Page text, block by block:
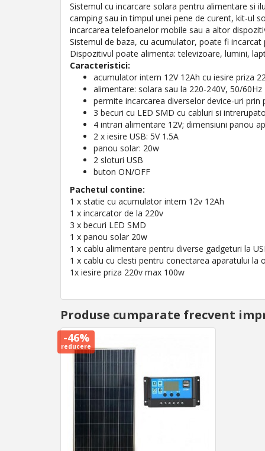
Sistemul cu incarcare solara pentru alimentare si
camping sau in timpul unei pene de curent, kit-ul
incarcarea telefoanelor mobile sau a altor
Sistemul de baza, cu acumulator, poate fi
Dispozitivul poate alimenta: televizoare, lumini,
Caracteristici:
acumulator intern 12V 12Ah cu iesire priza
alimentare: solara sau la 220-240V, 50/60Hz
permite incarcarea diverselor device-uri prin
3 becuri cu LED SMD cu cabluri si
4 intrari alimentare 12V; dimensiuni panou
2 x iesire USB: 5V 1.5A
panou solar: 20w
2 sloturi USB
buton ON/OFF
Pachetul contine:
1 x statie cu acumulator intern 12v 12Ah
1 x incarcator de la 220v
3 x becuri LED SMD
1 x panou solar 20w
1 x cablu alimentare pentru diverse gadgeturi la
1 x cablu cu clesti pentru conectarea aparatului la
1x iesire priza 220v max 100w
Produse cumparate frecvent
-46%
reducere